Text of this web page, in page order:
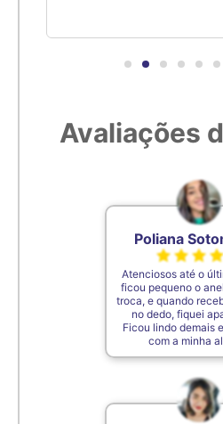
Avaliações
Poliana
Atenciosos até o
ficou pequeno o
troca, e quando
no dedo, fiquei
Ficou lindo demais
com a minha